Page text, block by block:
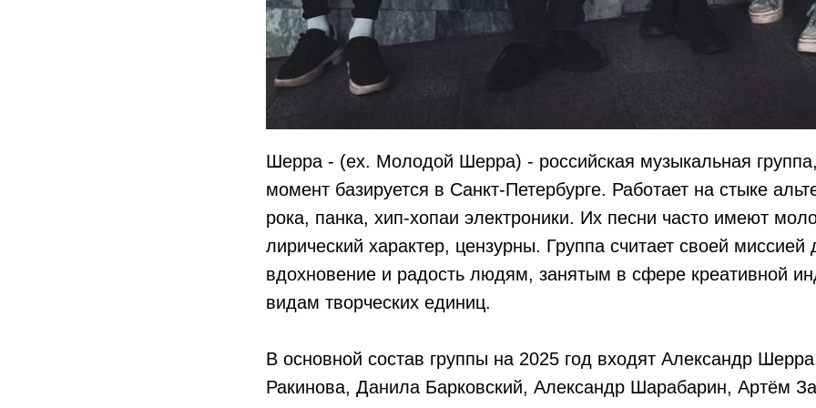
Шерра - (ex. Молодой Шерра) - российская музыкальная
момент базируется в Санкт-Петербурге. Работает на стыке
рока, панка, хип-хопаи электроники. Их песни часто имеют
лирический характер, цензурны. Группа считает своей миссией
вдохновение и радость людям, занятым в сфере креативной
видам творческих единиц.
В основной состав группы на 2025 год входят Александр
Ракинова, Данила Барковский, Александр Шарабарин, Артём